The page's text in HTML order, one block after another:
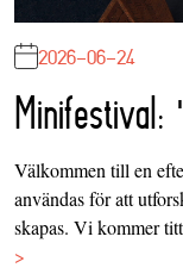
2026-06-24
Minifestival:
Välkommen till en
användas för att
skapas. Vi kommer
>